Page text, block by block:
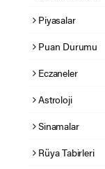
Piyasalar
Puan Durumu
Eczaneler
Astroloji
Sinamalar
Rüya Tabirleri